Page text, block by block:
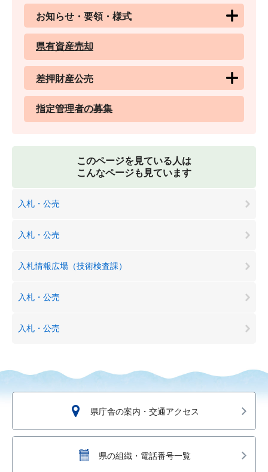
お知らせ・要領・様式
県有資産売却
差押財産公売
指定管理者の募集
このページを見ている人は
こんなページも見ています
入札・公売
入札・公売
入札情報広場（技術検査課）
入札・公売
入札・公売
県庁舎の案内・交通アクセス
県の組織・電話番号一覧